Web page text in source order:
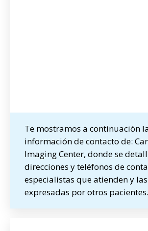
Te mostramos a continuación
información de contacto de:
Imaging Center, donde se
direcciones y teléfonos de
especialistas que atienden y
expresadas por otros pacientes.